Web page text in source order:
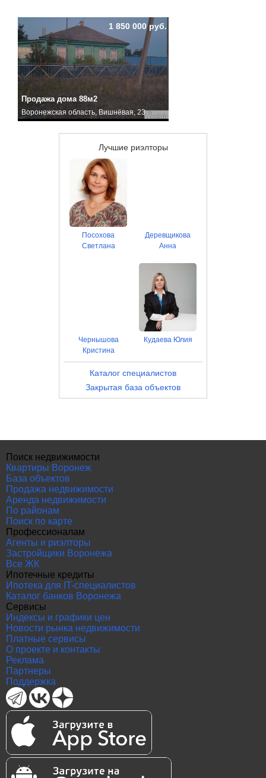
1 850 000 руб.
Продажа дома 88м2
Воронежская область, Вишнёвая, 23
Лучшие риэлторы
Посохова
Светлана
Деревщикова
Анна
Чернышова
Кристина
Кудаева Юлия
Каталог специалистов
Закрытая база объектов
Поиск недвижимости
Квартиры Воронеж
База объектов
Продажа недвижимости
Аренда недвижимости
По районам
Поиск по карте
Профессионалам
Агенты и риэлторы
Застройщики Воронежа
Все ЖК
Ипотечные кредиты
Ипотека для IT-специалистов
Каталог банков Воронежа
Сервисы
Индексы и графики цен
Новости рынка недвижимости
Платные сервисы
О проекте и контакты
Реклама
Партнеры
Поддержка